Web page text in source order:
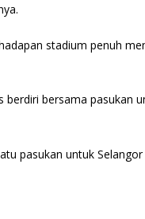
stadium penuh
bersama pasukan
pasukan untuk